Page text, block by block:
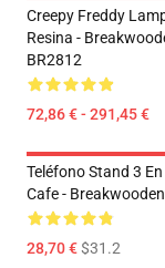
Creepy Freddy
Resina -
BR2812
72,86 € - 291,45 €
Teléfono Stand 3 En
Cafe -
28,70 €$31.2